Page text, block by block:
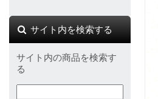
サイト内を検索する
サイト内の商品を検索す
る